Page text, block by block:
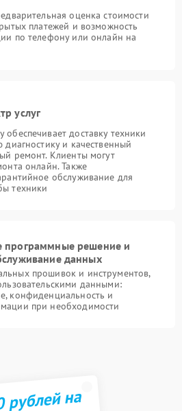
оценка стоимости
платежей и возможность
по телефону или онлайн на
услуг
доставку техники
и качественный
ремонт. Клиенты могут
онлайн. Также
обслуживание для
техники
программные решение и
данных
прошивок и инструментов,
данными:
конфиденциальность и
при необходимости